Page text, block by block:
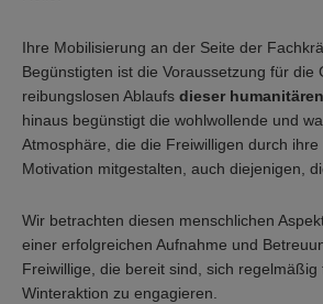
Ihre Mobilisierung an der Seite der
Begünstigten ist die Voraussetzung für die
reibungslosen Ablaufs dieser
hinaus begünstigt die wohlwollende und
Atmosphäre, die die Freiwilligen durch ihre
Motivation mitgestalten, auch diejenigen,
Wir betrachten diesen menschlichen
einer erfolgreichen Aufnahme und
Freiwillige, die bereit sind, sich
Winteraktion zu engagieren.